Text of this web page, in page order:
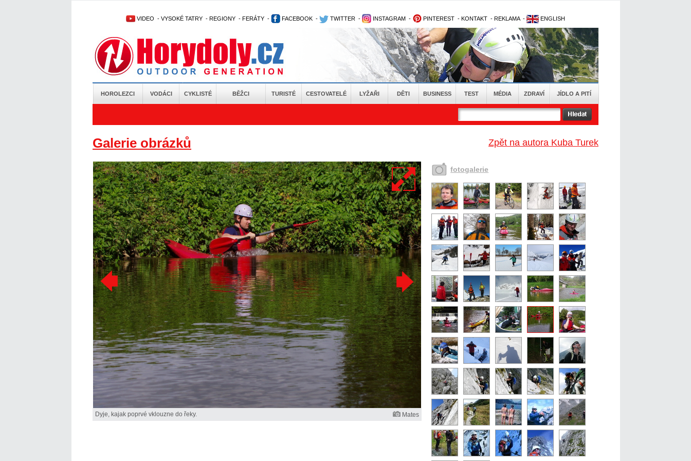
VIDEO - VYSOKÉ TATRY - REGIONY - FERÁTY - FACEBOOK - TWITTER - INSTAGRAM - PINTEREST - KONTAKT - REKLAMA - ENGLISH
HOROLEZCI VODÁCI CYKLISTÉ BĚŽCI TURISTÉ CESTOVATELÉ LYŽAŘI DĚTI BUSINESS TEST MÉDIA ZDRAVÍ JÍDLO A PITÍ
Zpět na autora Kuba Turek
Galerie obrázků
Dyje, kajak poprvé vklouzne do řeky. Mates
fotogalerie